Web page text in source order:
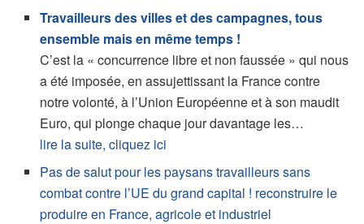
Travailleurs des villes et des campagnes, tous
ensemble mais en même temps !
C’est la « concurrence libre et non faussée » qui nous
a été imposée, en assujettissant la France contre
notre volonté, à l’Union Européenne et à son maudit
Euro, qui plonge chaque jour davantage les…
lire la suite, cliquez ici
Pas de salut pour les paysans travailleurs sans
combat contre l’UE du grand capital ! reconstruire le
produire en France, agricole et industriel